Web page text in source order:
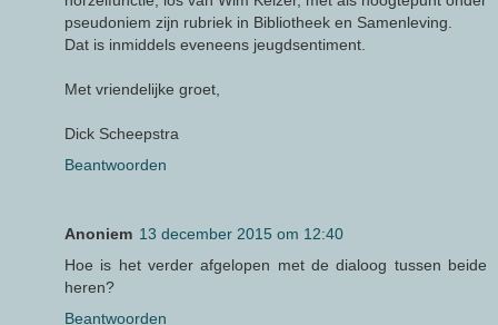
pseudoniem zijn rubriek in Bibliotheek en Samenleving.
Dat is inmiddels eveneens jeugdsentiment.
Met vriendelijke groet,
Dick Scheepstra
Beantwoorden
Anoniem 13 december 2015 om 12:40
Hoe is het verder afgelopen met de dialoog tussen beide
heren?
Beantwoorden